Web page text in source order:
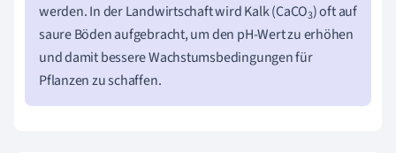
werden. In der Landwirtschaft wird Kalk (CaCO3) oft auf
saure Böden aufgebracht, um den pH-Wert zu erhöhen
und damit bessere Wachstumsbedingungen für
Pflanzen zu schaffen.